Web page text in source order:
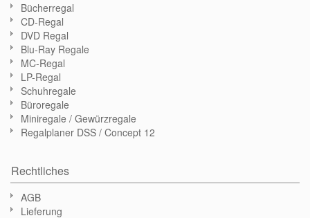
Bücherregal
CD-Regal
DVD Regal
Blu-Ray Regale
MC-Regal
LP-Regal
Schuhregale
Büroregale
Miniregale / Gewürzregale
Regalplaner DSS / Concept 12
Rechtliches
AGB
Lieferung